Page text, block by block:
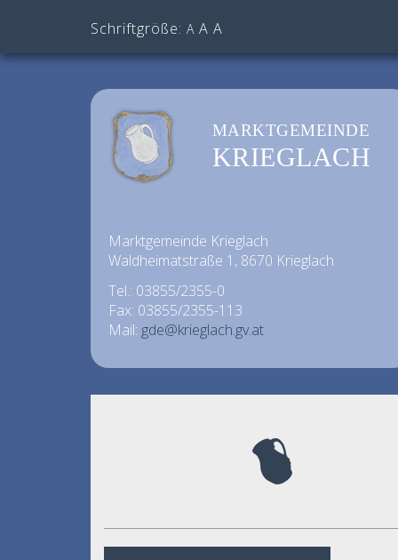
Schriftgröße: A A A
MARKTGEMEINDE
KRIEGLACH
Marktgemeinde Krieglach
Waldheimatstraße 1, 8670 Krieglach
Tel.: 03855/2355-0
Fax: 03855/2355-113
Mail: gde@krieglach.gv.at